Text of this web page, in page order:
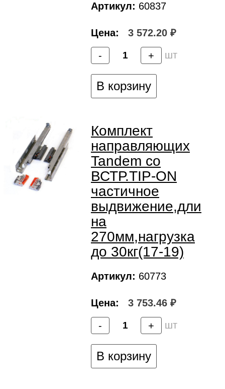
Артикул: 60837
Цена: 3 572.20 ₽
- + шт
В корзину
Комплект
направляющих
Tandem со
ВСТР.TIP-ON
частичное
выдвижение,дли
на
270мм,нагрузка
до 30кг(17-19)
Артикул: 60773
Цена: 3 753.46 ₽
- + шт
В корзину